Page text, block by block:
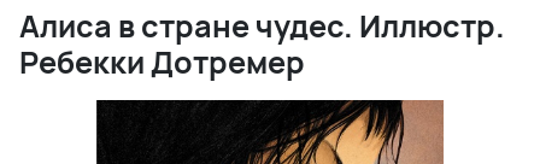
Алиса в стране чудес. Иллюстр.
Ребекки Дотремер